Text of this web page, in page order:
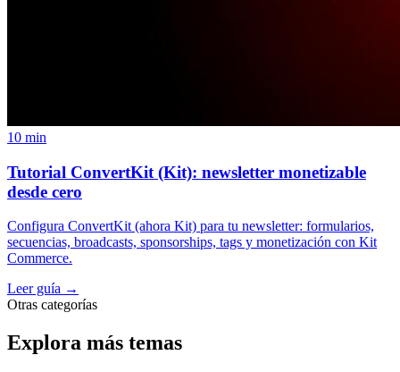
10 min
Tutorial ConvertKit (Kit): newsletter monetizable
desde cero
Configura ConvertKit (ahora Kit) para tu newsletter: formularios,
secuencias, broadcasts, sponsorships, tags y monetización con Kit
Commerce.
Leer guía →
Otras categorías
Explora más temas